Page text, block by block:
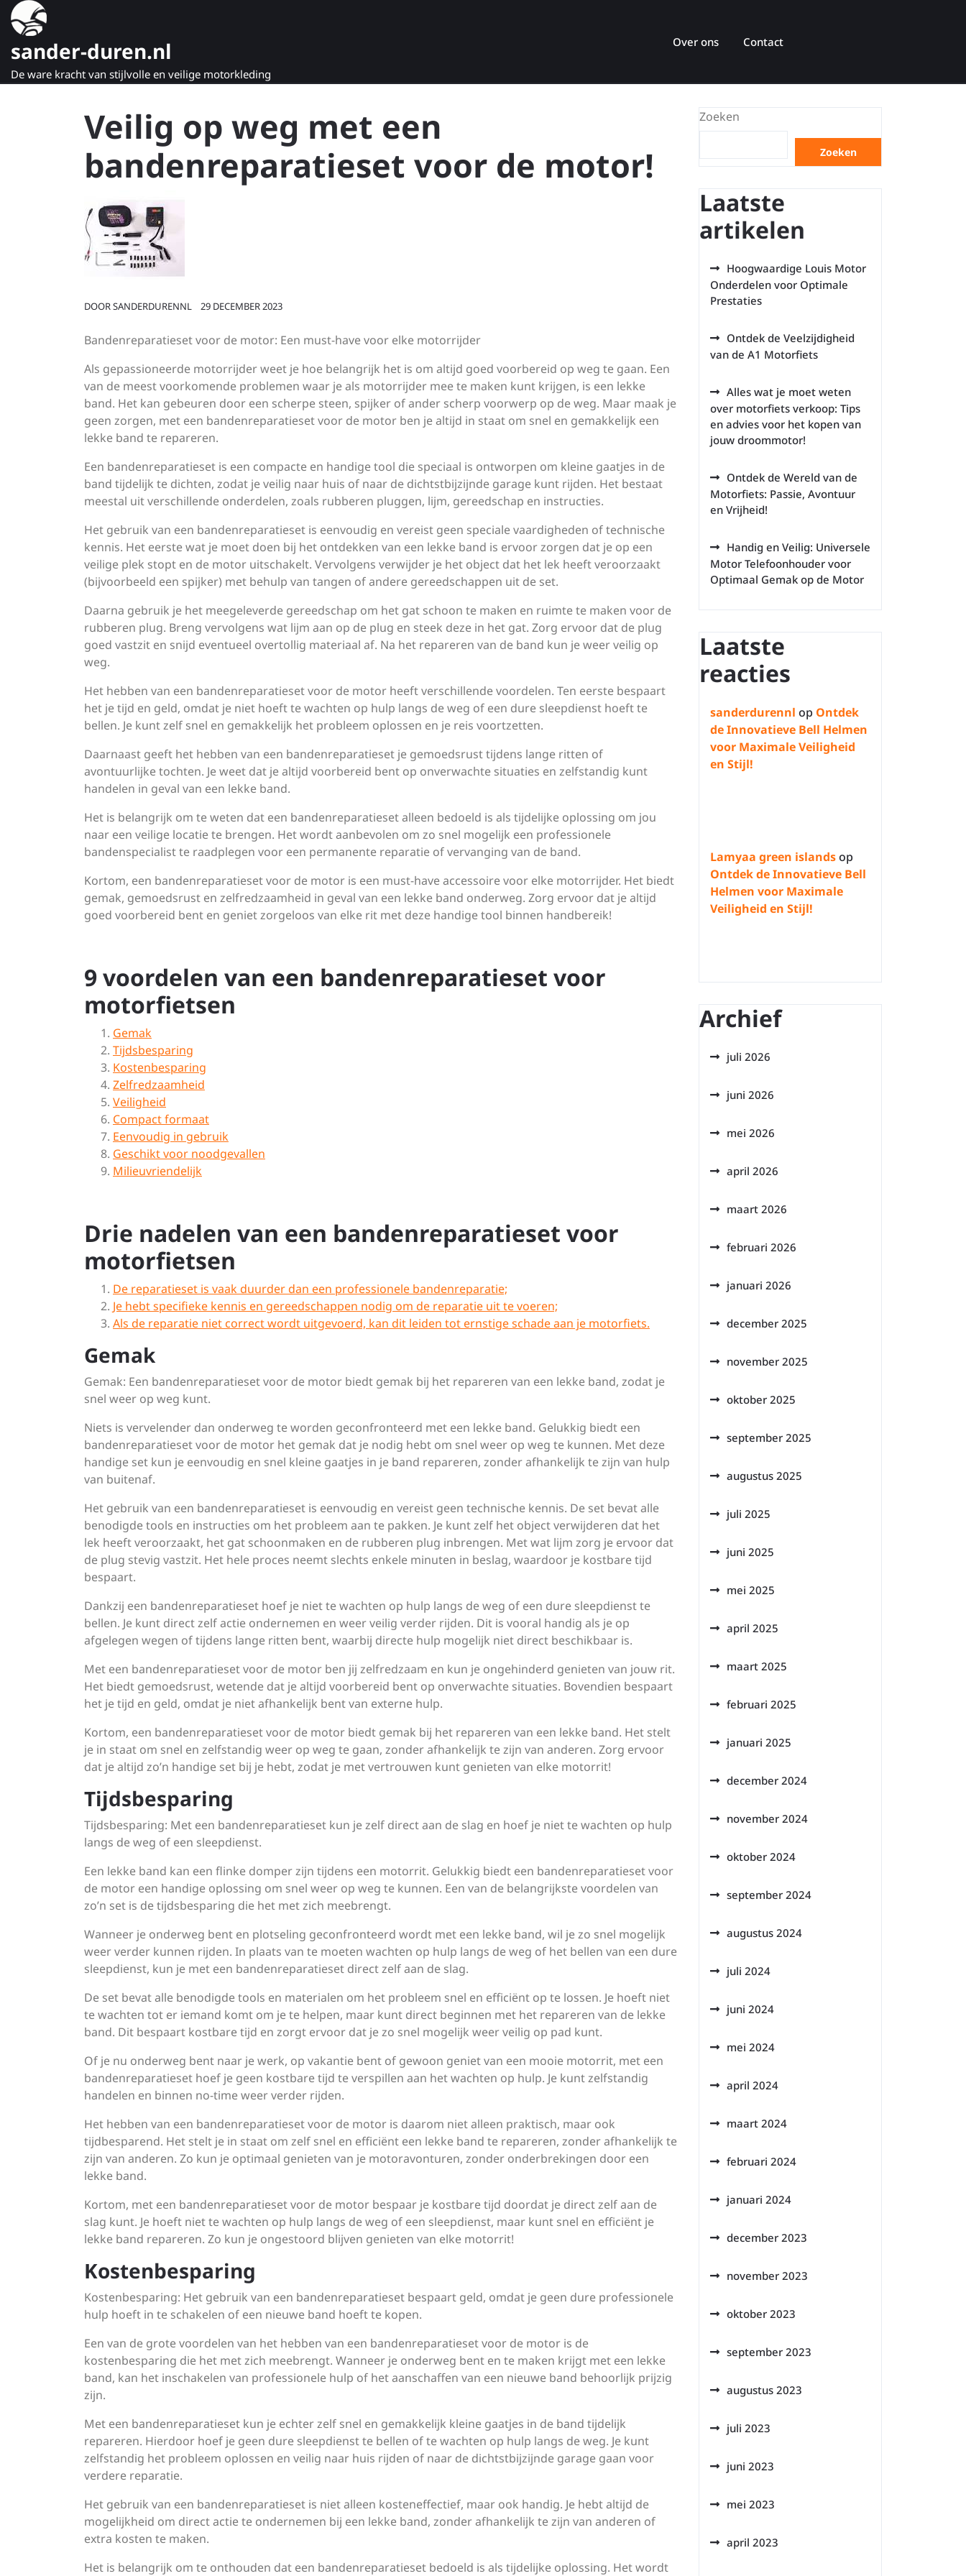
Naar
de
gaansander-duren.nl
De ware kracht van stijlvolle en veilige motorkleding
Over ons Contact
Veilig op weg met een
bandenreparatieset voor de motor!
DOORSANDERDURENNL 29 DECEMBER 2023
Bandenreparatieset voor de motor: Een must-have voor elke motorrijder
Als gepassioneerde motorrijder weet je hoe belangrijk het is om altijd goed voorbereid op weg te gaan. Een
van de meest voorkomende problemen waar je als motorrijder mee te maken kunt krijgen, is een lekke
band. Het kan gebeuren door een scherpe steen, spijker of ander scherp voorwerp op de weg. Maar maak je
geen zorgen, met een bandenreparatieset voor de motor ben je altijd in staat om snel en gemakkelijk een
lekke band te repareren.
Een bandenreparatieset is een compacte en handige tool die speciaal is ontworpen om kleine gaatjes in de
band tijdelijk te dichten, zodat je veilig naar huis of naar de dichtstbijzijnde garage kunt rijden. Het bestaat
meestal uit verschillende onderdelen, zoals rubberen pluggen, lijm, gereedschap en instructies.
Het gebruik van een bandenreparatieset is eenvoudig en vereist geen speciale vaardigheden of technische
kennis. Het eerste wat je moet doen bij het ontdekken van een lekke band is ervoor zorgen dat je op een
veilige plek stopt en de motor uitschakelt. Vervolgens verwijder je het object dat het lek heeft veroorzaakt
(bijvoorbeeld een spijker) met behulp van tangen of andere gereedschappen uit de set.
Daarna gebruik je het meegeleverde gereedschap om het gat schoon te maken en ruimte te maken voor de
rubberen plug. Breng vervolgens wat lijm aan op de plug en steek deze in het gat. Zorg ervoor dat de plug
goed vastzit en snijd eventueel overtollig materiaal af. Na het repareren van de band kun je weer veilig op
weg.
Het hebben van een bandenreparatieset voor de motor heeft verschillende voordelen. Ten eerste bespaart
het je tijd en geld, omdat je niet hoeft te wachten op hulp langs de weg of een dure sleepdienst hoeft te
bellen. Je kunt zelf snel en gemakkelijk het probleem oplossen en je reis voortzetten.
Daarnaast geeft het hebben van een bandenreparatieset je gemoedsrust tijdens lange ritten of
avontuurlijke tochten. Je weet dat je altijd voorbereid bent op onverwachte situaties en zelfstandig kunt
handelen in geval van een lekke band.
Het is belangrijk om te weten dat een bandenreparatieset alleen bedoeld is als tijdelijke oplossing om jou
naar een veilige locatie te brengen. Het wordt aanbevolen om zo snel mogelijk een professionele
bandenspecialist te raadplegen voor een permanente reparatie of vervanging van de band.
Kortom, een bandenreparatieset voor de motor is een must-have accessoire voor elke motorrijder. Het biedt
gemak, gemoedsrust en zelfredzaamheid in geval van een lekke band onderweg. Zorg ervoor dat je altijd
goed voorbereid bent en geniet zorgeloos van elke rit met deze handige tool binnen handbereik!
9 voordelen van een bandenreparatieset voor
motorfietsen
Gemak
Tijdsbesparing
Kostenbesparing
Zelfredzaamheid
Veiligheid
Compact formaat
Eenvoudig in gebruik
Geschikt voor noodgevallen
Milieuvriendelijk
Drie nadelen van een bandenreparatieset voor
motorfietsen
De reparatieset is vaak duurder dan een professionele bandenreparatie;
Je hebt specifieke kennis en gereedschappen nodig om de reparatie uit te voeren;
Als de reparatie niet correct wordt uitgevoerd, kan dit leiden tot ernstige schade aan je motorfiets.
Gemak
Gemak: Een bandenreparatieset voor de motor biedt gemak bij het repareren van een lekke band, zodat je
snel weer op weg kunt.
Niets is vervelender dan onderweg te worden geconfronteerd met een lekke band. Gelukkig biedt een
bandenreparatieset voor de motor het gemak dat je nodig hebt om snel weer op weg te kunnen. Met deze
handige set kun je eenvoudig en snel kleine gaatjes in je band repareren, zonder afhankelijk te zijn van hulp
van buitenaf.
Het gebruik van een bandenreparatieset is eenvoudig en vereist geen technische kennis. De set bevat alle
benodigde tools en instructies om het probleem aan te pakken. Je kunt zelf het object verwijderen dat het
lek heeft veroorzaakt, het gat schoonmaken en de rubberen plug inbrengen. Met wat lijm zorg je ervoor dat
de plug stevig vastzit. Het hele proces neemt slechts enkele minuten in beslag, waardoor je kostbare tijd
bespaart.
Dankzij een bandenreparatieset hoef je niet te wachten op hulp langs de weg of een dure sleepdienst te
bellen. Je kunt direct zelf actie ondernemen en weer veilig verder rijden. Dit is vooral handig als je op
afgelegen wegen of tijdens lange ritten bent, waarbij directe hulp mogelijk niet direct beschikbaar is.
Met een bandenreparatieset voor de motor ben jij zelfredzaam en kun je ongehinderd genieten van jouw rit.
Het biedt gemoedsrust, wetende dat je altijd voorbereid bent op onverwachte situaties. Bovendien bespaart
het je tijd en geld, omdat je niet afhankelijk bent van externe hulp.
Kortom, een bandenreparatieset voor de motor biedt gemak bij het repareren van een lekke band. Het stelt
je in staat om snel en zelfstandig weer op weg te gaan, zonder afhankelijk te zijn van anderen. Zorg ervoor
dat je altijd zo’n handige set bij je hebt, zodat je met vertrouwen kunt genieten van elke motorrit!
Tijdsbesparing
Tijdsbesparing: Met een bandenreparatieset kun je zelf direct aan de slag en hoef je niet te wachten op hulp
langs de weg of een sleepdienst.
Een lekke band kan een flinke domper zijn tijdens een motorrit. Gelukkig biedt een bandenreparatieset voor
de motor een handige oplossing om snel weer op weg te kunnen. Een van de belangrijkste voordelen van
zo’n set is de tijdsbesparing die het met zich meebrengt.
Wanneer je onderweg bent en plotseling geconfronteerd wordt met een lekke band, wil je zo snel mogelijk
weer verder kunnen rijden. In plaats van te moeten wachten op hulp langs de weg of het bellen van een dure
sleepdienst, kun je met een bandenreparatieset direct zelf aan de slag.
De set bevat alle benodigde tools en materialen om het probleem snel en efficiënt op te lossen. Je hoeft niet
te wachten tot er iemand komt om je te helpen, maar kunt direct beginnen met het repareren van de lekke
band. Dit bespaart kostbare tijd en zorgt ervoor dat je zo snel mogelijk weer veilig op pad kunt.
Of je nu onderweg bent naar je werk, op vakantie bent of gewoon geniet van een mooie motorrit, met een
bandenreparatieset hoef je geen kostbare tijd te verspillen aan het wachten op hulp. Je kunt zelfstandig
handelen en binnen no-time weer verder rijden.
Het hebben van een bandenreparatieset voor de motor is daarom niet alleen praktisch, maar ook
tijdbesparend. Het stelt je in staat om zelf snel en efficiënt een lekke band te repareren, zonder afhankelijk te
zijn van anderen. Zo kun je optimaal genieten van je motoravonturen, zonder onderbrekingen door een
lekke band.
Kortom, met een bandenreparatieset voor de motor bespaar je kostbare tijd doordat je direct zelf aan de
slag kunt. Je hoeft niet te wachten op hulp langs de weg of een sleepdienst, maar kunt snel en efficiënt je
lekke band repareren. Zo kun je ongestoord blijven genieten van elke motorrit!
Kostenbesparing
Kostenbesparing: Het gebruik van een bandenreparatieset bespaart geld, omdat je geen dure professionele
hulp hoeft in te schakelen of een nieuwe band hoeft te kopen.
Een van de grote voordelen van het hebben van een bandenreparatieset voor de motor is de
kostenbesparing die het met zich meebrengt. Wanneer je onderweg bent en te maken krijgt met een lekke
band, kan het inschakelen van professionele hulp of het aanschaffen van een nieuwe band behoorlijk prijzig
zijn.
Met een bandenreparatieset kun je echter zelf snel en gemakkelijk kleine gaatjes in de band tijdelijk
repareren. Hierdoor hoef je geen dure sleepdienst te bellen of te wachten op hulp langs de weg. Je kunt
zelfstandig het probleem oplossen en veilig naar huis rijden of naar de dichtstbijzijnde garage gaan voor
verdere reparatie.
Het gebruik van een bandenreparatieset is niet alleen kosteneffectief, maar ook handig. Je hebt altijd de
mogelijkheid om direct actie te ondernemen bij een lekke band, zonder afhankelijk te zijn van anderen of
extra kosten te maken.
Het is belangrijk om te onthouden dat een bandenreparatieset bedoeld is als tijdelijke oplossing. Het wordt
Zoeken
Zoeken
Laatste
artikelen
Hoogwaardige Louis Motor
Onderdelen voor Optimale
Prestaties
Ontdek de Veelzijdigheid
van de A1 Motorfiets
Alles wat je moet weten
over motorfiets verkoop: Tips
en advies voor het kopen van
jouw droommotor!
Ontdek de Wereld van de
Motorfiets: Passie, Avontuur
en Vrijheid!
Handig en Veilig: Universele
Motor Telefoonhouder voor
Optimaal Gemak op de Motor
Laatste
reacties
sanderdurennl op Ontdek
de Innovatieve Bell Helmen
voor Maximale Veiligheid
en Stijl!
Lamyaa green islandsop
Ontdek de Innovatieve Bell
Helmen voor Maximale
Veiligheid en Stijl!
Archief
juli 2026
juni 2026
mei 2026
april 2026
maart 2026
februari 2026
januari 2026
december 2025
november 2025
oktober 2025
september 2025
augustus 2025
juli 2025
juni 2025
mei 2025
april 2025
maart 2025
februari 2025
januari 2025
december 2024
november 2024
oktober 2024
september 2024
augustus 2024
juli 2024
juni 2024
mei 2024
april 2024
maart 2024
februari 2024
januari 2024
december 2023
november 2023
oktober 2023
september 2023
augustus 2023
juli 2023
juni 2023
mei 2023
april 2023